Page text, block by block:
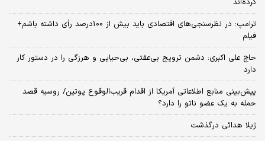
کرده‌اند
ترامپ: در نظرسنجی‌های اقتصادی باید بیش از 100درصد رأی داشته باشم+
فیلم
حاج علی اکبری: دشمن ترویج بی‌عفتی، بی‌حیایی و هرزگی را در دستور کار
دارد
پیش‌بینی منابع اطلاعاتی آمریکا از اقدام قریب‌الوقوع پوتین/ روسیه قصد
حمله به یک عضو ناتو را دارد؟
ژیلا هدائی درگذشت